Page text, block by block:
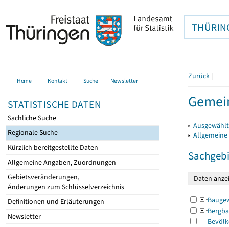
Home Kontakt Suche Newsletter
STATISTISCHE DATEN
Sachliche Suche
Regionale Suche
Kürzlich bereitgestellte Daten
Allgemeine Angaben, Zuordnungen
Gebietsveränderungen,
Änderungen zum Schlüsselverzeichnis
Definitionen und Erläuterungen
Newsletter
Zurück |
▸
▸